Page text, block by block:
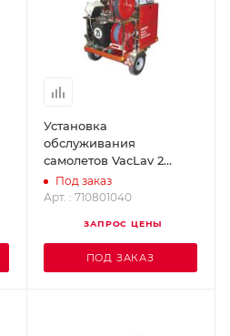
Установка
обслуживания
самолетов VacLav 2
OERTZEN 710801040
Под заказ
Арт. : 710801040
ЗАПРОС ЦЕНЫ
ПОД ЗАКАЗ